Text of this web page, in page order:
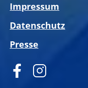
Impressum
Datenschutz
Presse